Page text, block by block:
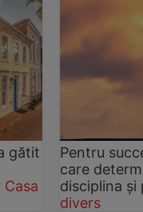
gătit
Casa
Pentru
care
disciplina
divers